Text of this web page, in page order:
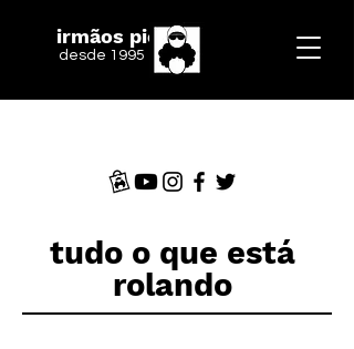
irmãos piologo
desde 1995
tudo o que está
rolando